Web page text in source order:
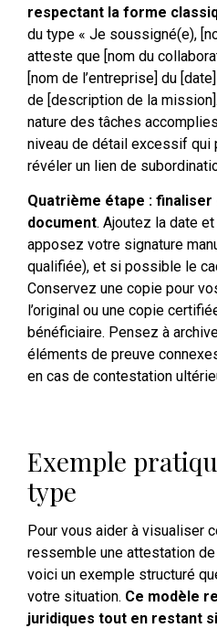
respectant la forme
du type « Je soussigné(e),
atteste que [nom du
[nom de l’entreprise] du
de [description de la
nature des tâches
niveau de détail excessif qui
révéler un lien de
Quatrième étape :
document. Ajoutez la date
apposez votre signature
qualifiée), et si possible le
Conservez une copie pour
l’original ou une copie
bénéficiaire. Pensez à
éléments de preuve
en cas de contestation
Exemple
type
Pour vous aider à visualiser
ressemble une attestation
voici un exemple structuré
votre situation. Ce modèle
juridiques tout en restant